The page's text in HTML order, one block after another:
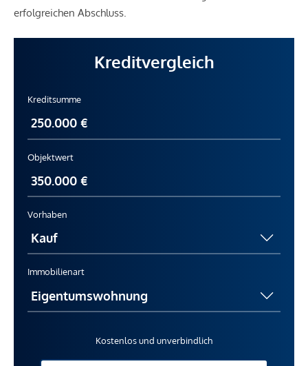
erfolgreichen Abschluss.
Kreditvergleich
Kreditsumme
Objektwert
Vorhaben
Immobilienart
Kostenlos und unverbindlich